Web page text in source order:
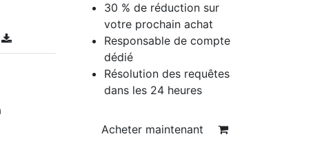
30 % de réduction sur
votre prochain achat
Responsable de compte
dédié
Résolution des requêtes
dans les 24 heures
Acheter maintenant